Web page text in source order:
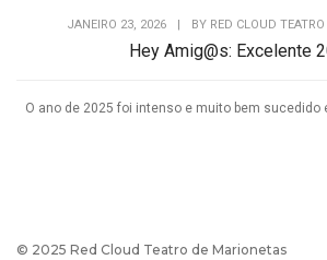
JANEIRO 23, 2026 BY RED CLOUD
Hey Amig@s: Excelente
O ano de 2025 foi intenso e muito bem sucedido
© 2025 Red Cloud Teatro de Marionetas